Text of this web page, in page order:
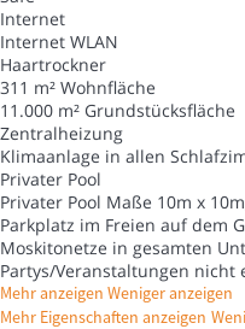
Internet
Internet WLAN
Haartrockner
311 m² Wohnfläche
11.000 m² Grundstücksfläche
Zentralheizung
Klimaanlage in allen
Privater Pool
Privater Pool Maße 10m x
Parkplatz im Freien auf dem
Moskitonetze in gesamten
Partys/Veranstaltungen nicht
Mehr anzeigen Weniger anzeigen
Mehr Eigenschaften anzeigen